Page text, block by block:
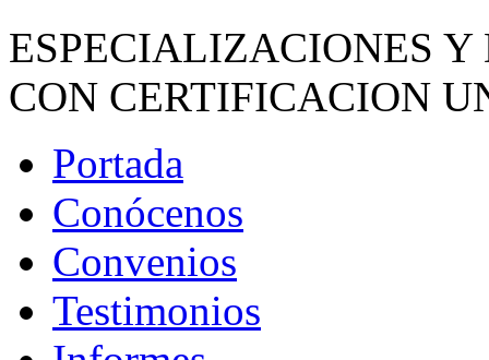
ESPECIALIZACIONES
CON CERTIFICACION
Portada
Conócenos
Convenios
Testimonios